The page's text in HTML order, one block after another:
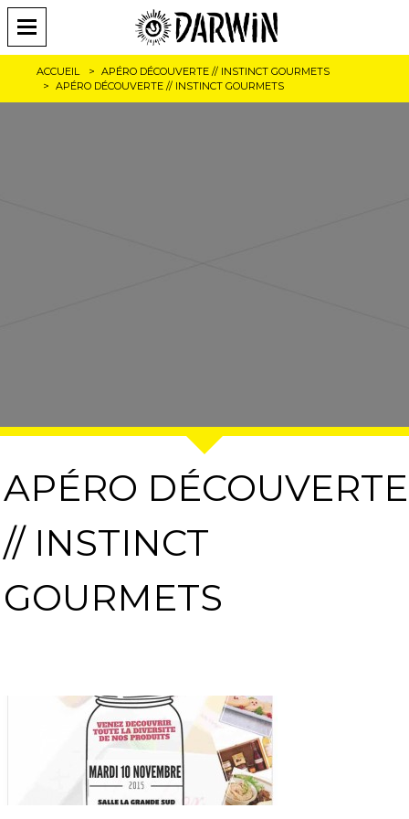
ACCUEIL
APÉRO DÉCOUVERTE // INSTINCT GOURMETS
APÉRO DÉCOUVERTE // INSTINCT GOURMETS
APÉRO DÉCOUVERTE
// INSTINCT
GOURMETS